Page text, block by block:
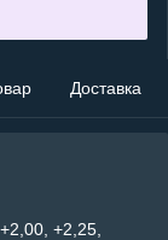
Доставка
+2,25,